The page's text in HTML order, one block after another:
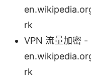
rk
VPN 流量加密 -
rk